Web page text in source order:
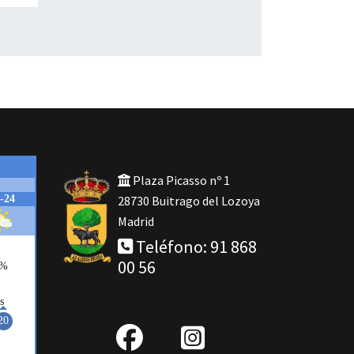
Plaza Picasso nº 1
28730 Buitrago del Lozoya
Madrid
Teléfono: 91 868
00 56
fab IG